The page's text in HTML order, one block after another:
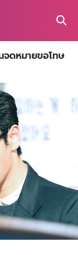
จดหมายขอโทษ